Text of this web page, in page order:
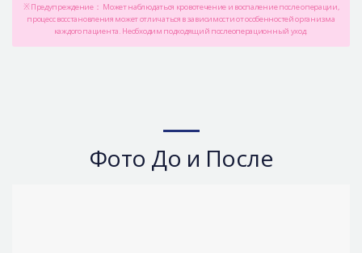
※ Предупреждение： Может наблюдаться кровотечение и воспаление после операции,
процесс восстановления может отличаться в зависимости от особенностей организма
каждого пациента. Необходим подходящий послеоперационный уход.
Фото До и После